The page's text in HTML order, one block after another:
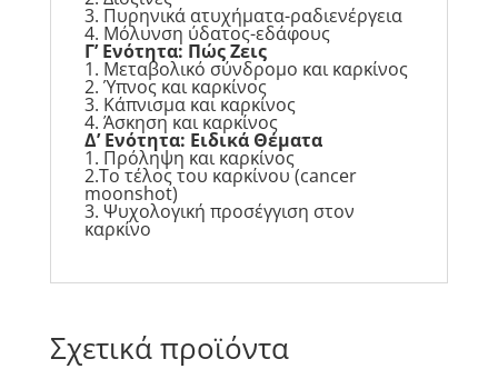
3. Πυρηνικά ατυχήματα-ραδιενέργεια
4. Μόλυνση ύδατος-εδάφους
Γ’ Ενότητα: Πώς Ζεις
1. Μεταβολικό σύνδρομο και καρκίνος
2. Ύπνος και καρκίνος
3. Κάπνισμα και καρκίνος
4. Άσκηση και καρκίνος
Δ’ Ενότητα: Ειδικά Θέματα
1. Πρόληψη και καρκίνος
2.Το τέλος του καρκίνου (cancer
moonshot)
3. Ψυχολογική προσέγγιση στον
καρκίνο
Σχετικά προϊόντα